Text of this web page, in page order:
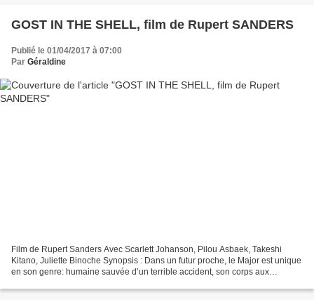
GOST IN THE SHELL, film de Rupert SANDERS
Publié le 01/04/2017 à 07:00
Par Géraldine
Film de Rupert Sanders Avec Scarlett Johanson, Pilou Asbaek, Takeshi
Kitano, Juliette Binoche Synopsis : Dans un futur proche, le Major est unique
en son genre: humaine sauvée d’un terrible accident, son corps aux